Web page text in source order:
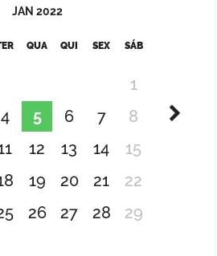
JAN 2022
QUA QUI SEX SÁB
1
4 5 6 7
8
12 13 14
15
19 20 21
22
26 27 28
29